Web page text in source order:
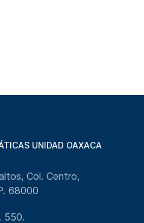
UNIDAD OAXACA
Col. Centro,
68000
550.